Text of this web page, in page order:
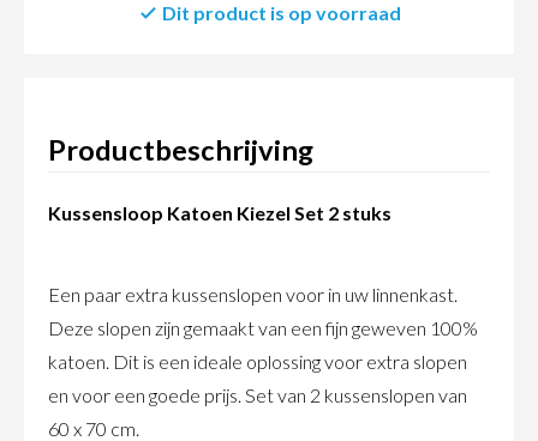
Productbeschrijving
Kussensloop Katoen Kiezel Set 2 stuks
Een paar extra kussenslopen voor in uw linnenkast.
Deze slopen zijn gemaakt van een fijn geweven 100%
katoen. Dit is een ideale oplossing voor extra slopen
en voor een goede prijs. Set van 2 kussenslopen van
60 x 70 cm.
Dit product is op voorraad